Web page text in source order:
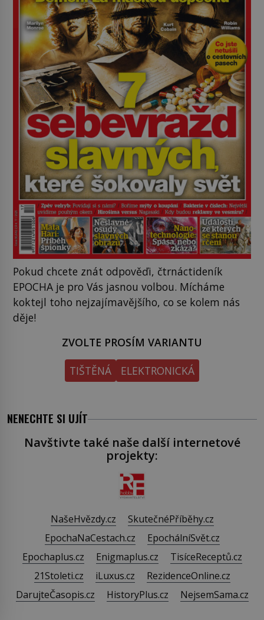
Pokud chcete znát odpověďi, čtrnáctideník
EPOCHA je pro Vás jasnou volbou. Mícháme
koktejl toho nejzajímavějšího, co se kolem nás
děje!
ZVOLTE PROSÍM VARIANTU
TIŠTĚNÁ
ELEKTRONICKÁ
NENECHTE SI UJÍT
Navštivte také naše další internetové
projekty:
NašeHvězdy.cz
SkutečnéPříběhy.cz
EpochaNaCestach.cz
EpochálníSvět.cz
Epochaplus.cz
Enigmaplus.cz
TisíceReceptů.cz
21Stoleti.cz
iLuxus.cz
RezidenceOnline.cz
DarujteČasopis.cz
HistoryPlus.cz NejsemSama.cz